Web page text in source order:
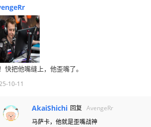
快把他嘴缝上，他歪嘴了。
10-11
AkaiShichi 回复 AvengeRr
马萨卡，他就是歪嘴战神